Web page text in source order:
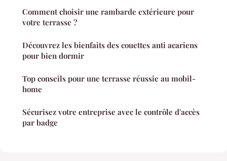
Comment choisir une rambarde extérieure pour
votre terrasse ?
Découvrez les bienfaits des couettes anti acariens
pour bien dormir
Top conseils pour une terrasse réussie au mobil-
home
Sécurisez votre entreprise avec le contrôle d'accès
par badge